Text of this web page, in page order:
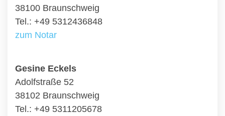
38100 Braunschweig
Tel.: +49 5312436848
zum Notar
Gesine Eckels
Adolfstraße 52
38102 Braunschweig
Tel.: +49 5311205678